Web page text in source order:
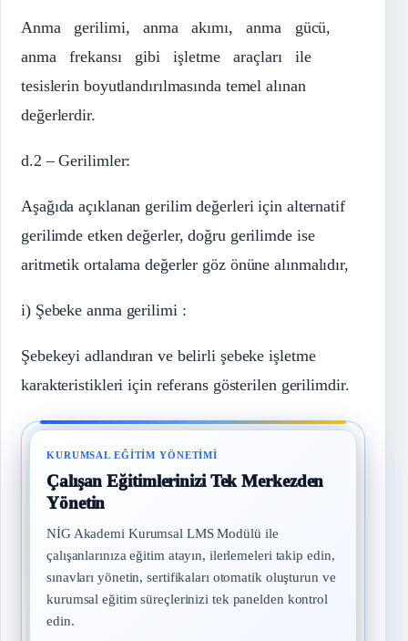
Anma gerilimi, anma akımı, anma gücü,
anma frekansı gibi işletme araçları ile
tesislerin boyutlandırılmasında temel alınan
değerlerdir.
d.2 – Gerilimler:
Aşağıda açıklanan gerilim değerleri için alternatif
gerilimde etken değerler, doğru gerilimde ise
aritmetik ortalama değerler göz önüne alınmalıdır,
i) Şebeke anma gerilimi :
Şebekeyi adlandıran ve belirli şebeke işletme
karakteristikleri için referans gösterilen gerilimdir.
KURUMSAL EĞITIM YÖNETIMI
Çalışan Eğitimlerinizi Tek Merkezden
Yönetin
NİG Akademi Kurumsal LMS Modülü ile
çalışanlarınıza eğitim atayın, ilerlemeleri takip edin,
sınavları yönetin, sertifikaları otomatik oluşturun ve
kurumsal eğitim süreçlerinizi tek panelden kontrol
edin.